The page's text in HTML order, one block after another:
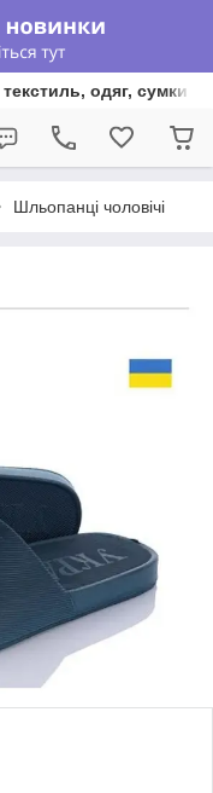
одяг, сумки
Шльопанці чоловічі